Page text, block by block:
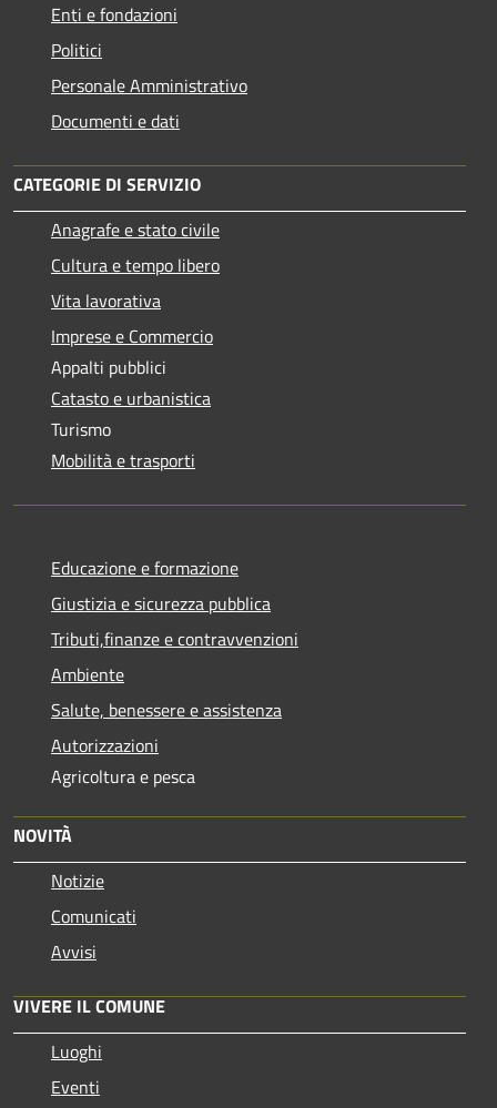
Enti e fondazioni
Politici
Personale Amministrativo
Documenti e dati
CATEGORIE DI SERVIZIO
Anagrafe e stato civile
Cultura e tempo libero
Vita lavorativa
Imprese e Commercio
Appalti pubblici
Catasto e urbanistica
Turismo
Mobilità e trasporti
Educazione e formazione
Giustizia e sicurezza pubblica
Tributi,finanze e contravvenzioni
Ambiente
Salute, benessere e assistenza
Autorizzazioni
Agricoltura e pesca
NOVITÀ
Notizie
Comunicati
Avvisi
VIVERE IL COMUNE
Luoghi
Eventi